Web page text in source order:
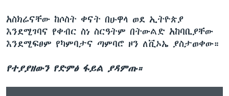
አስክሬናቸው ከሶስት ቀናት በሁዋላ ወደ ኢትዮጵያ
እንደሚገባና የቀብር ስነ ስርዓትም በትውልድ አከባቢያቸው
እንደሚፍፀም የካምባታና ጣምባሮ ዞን ለቪኦኤ ያስታወቀው።
የተያያዘውን የድምፅ ፋይል ያዳምጡ።